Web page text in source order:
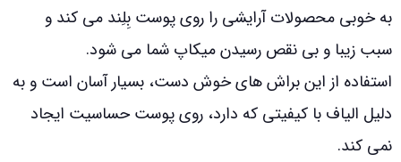
به خوبی محصولات آرایشی را روی پوست بِلِند می کند و
سبب زیبا و بی نقص رسیدن میکاپ شما می شود.
استفاده از این براش های خوش دست، بسیار آسان است و به
دلیل الیاف با کیفیتی که دارد، روی پوست حساسیت ایجاد
نمی کند.